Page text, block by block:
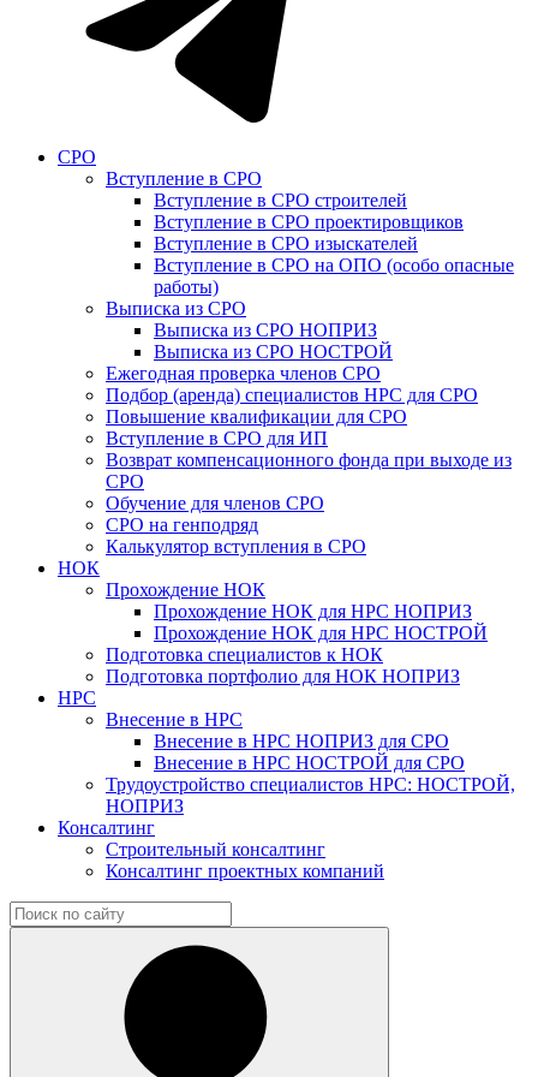
СРО
Вступление в СРО
Вступление в СРО строителей
Вступление в СРО проектировщиков
Вступление в СРО изыскателей
Вступление в СРО на ОПО (особо опасные
работы)
Выписка из СРО
Выписка из СРО НОПРИЗ
Выписка из СРО НОСТРОЙ
Ежегодная проверка членов СРО
Подбор (аренда) специалистов НРС для СРО
Повышение квалификации для СРО
Вступление в СРО для ИП
Возврат компенсационного фонда при выходе из
СРО
Обучение для членов СРО
СРО на генподряд
Калькулятор вступления в СРО
НОК
Прохождение НОК
Прохождение НОК для НРС НОПРИЗ
Прохождение НОК для НРС НОСТРОЙ
Подготовка специалистов к НОК
Подготовка портфолио для НОК НОПРИЗ
НРС
Внесение в НРС
Внесение в НРС НОПРИЗ для СРО
Внесение в НРС НОСТРОЙ для СРО
Трудоустройство специалистов НРС: НОСТРОЙ,
НОПРИЗ
Консалтинг
Строительный консалтинг
Консалтинг проектных компаний